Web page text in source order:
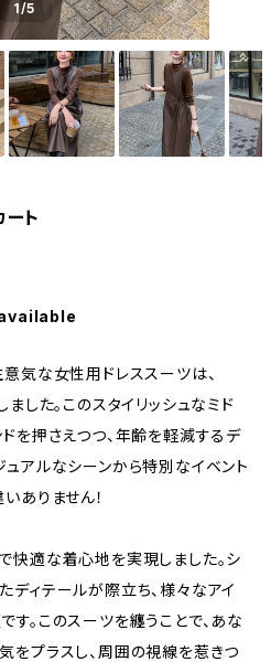
1/5
ト
気な女性用ドレススーツは、
した。このスタイリッシュなミド
を押さえつつ、年齢を軽減するデ
ュアルなシーンから特別なイベント
ありません！
快適な着心地を実現しました。シ
ディテールが際立ち、様々なアイ
。このスーツを纏うことで、あな
をプラスし、周囲の視線を惹きつ